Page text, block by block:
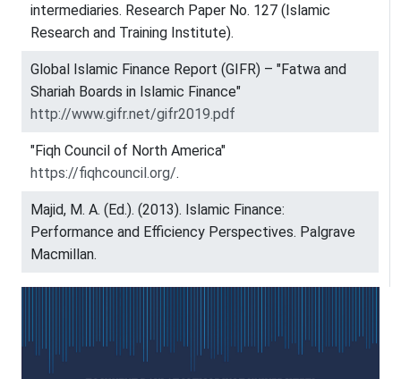
intermediaries. Research Paper No. 127 (Islamic
Research and Training Institute).
Global Islamic Finance Report (GIFR) – "Fatwa and
Shariah Boards in Islamic Finance"
http://www.gifr.net/gifr2019.pdf
"Fiqh Council of North America"
https://fiqhcouncil.org/.
Majid, M. A. (Ed.). (2013). Islamic Finance:
Performance and Efficiency Perspectives. Palgrave
Macmillan.